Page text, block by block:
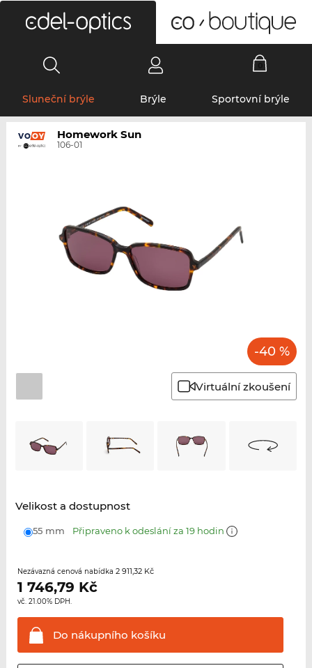
Sluneční brýle Brýle Sportovní brýle
Homework Sun
106-01
-40 %
Virtuální zkoušení
Velikost a dostupnost
55 mm Připraveno k odeslání za 19 hodin
Nezávazná cenová nabídka 2 911,32 Kč
1 746,79 Kč
vč. 21.00% DPH.
Do nákupního košíku